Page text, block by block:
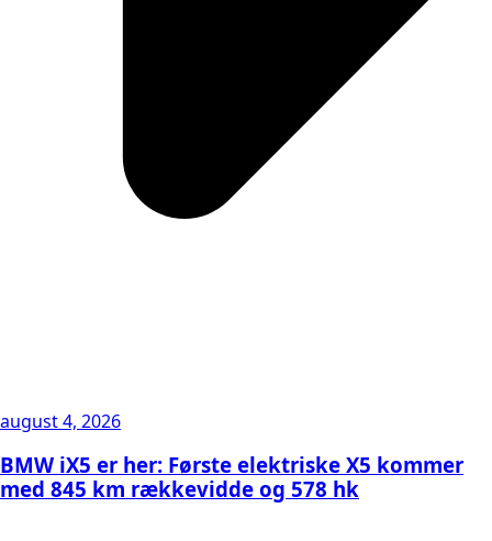
august 4, 2026
BMW iX5 er her: Første elektriske X5 kommer
med 845 km rækkevidde og 578 hk